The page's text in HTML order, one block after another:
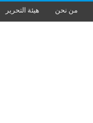
من نحن هيئة التحرير